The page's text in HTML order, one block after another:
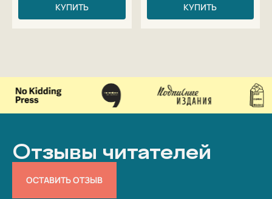
КУПИТЬ КУПИТЬ
Отзывы читателей
ОСТАВИТЬ ОТЗЫВ